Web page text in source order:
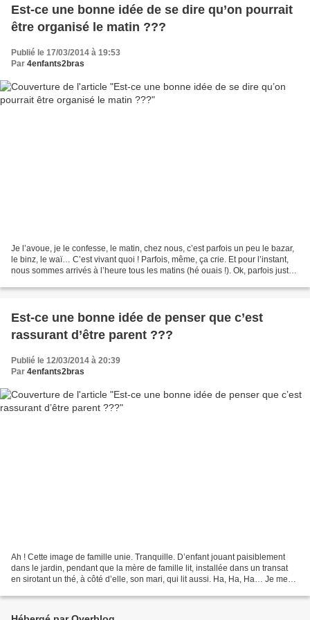
Est-ce une bonne idée de se dire qu’on pourrait
être organisé le matin ???
Publié le 17/03/2014 à 19:53
Par 4enfants2bras
Je l’avoue, je le confesse, le matin, chez nous, c’est parfois un peu le bazar,
le binz, le waï… C’est vivant quoi ! Parfois, même, ça crie. Et pour l’instant,
nous sommes arrivés à l’heure tous les matins (hé ouais !). Ok, parfois juste
Est-ce une bonne idée de penser que c’est
rassurant d’être parent ???
Publié le 12/03/2014 à 20:39
Par 4enfants2bras
Ah ! Cette image de famille unie. Tranquille. D’enfant jouant paisiblement
dans le jardin, pendant que la mère de famille lit, installée dans un transat
en sirotant un thé, à côté d’elle, son mari, qui lit aussi. Ha, Ha, Ha… Je me